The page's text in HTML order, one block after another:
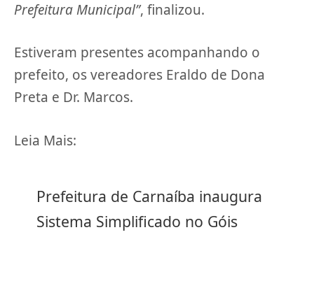
Prefeitura Municipal”, finalizou.
Estiveram presentes acompanhando o
prefeito, os vereadores Eraldo de Dona
Preta e Dr. Marcos.
Leia Mais:
Prefeitura de Carnaíba inaugura
Sistema Simplificado no Góis